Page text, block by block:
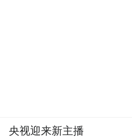
央视迎来新主播